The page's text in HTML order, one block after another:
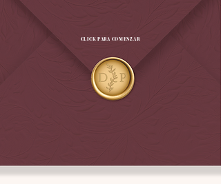
CLICK PARA COMENZAR